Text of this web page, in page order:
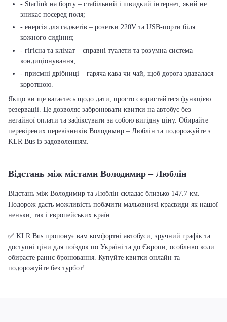
- Starlink на борту – стабільний і швидкий інтернет, який не
зникає посеред поля;
- енергія для гаджетів – розетки 220V та USB-порти біля
кожного сидіння;
- гігієна та клімат – справні туалети та розумна система
кондиціонування;
- приємні дрібниці – гаряча кава чи чай, щоб дорога здавалася
коротшою.
Якщо ви ще вагаєтесь щодо дати, просто скористайтеся функцією
резервації. Це дозволяє забронювати квитки на автобус без
негайної оплати та зафіксувати за собою вигідну ціну. Обирайте
перевірених перевізників Володимир – Люблін та подорожуйте з
KLR Bus із задоволенням.
Відстань між містами Володимир – Люблін
Відстань між Володимир та Люблін складає близько 147.7 км.
Подорож дасть можливість побачити мальовничі краєвиди як нашої
неньки, так і європейських країн.
✅ KLR Bus пропонує вам комфортні автобуси, зручний графік та
доступні ціни для поїздок по Україні та до Європи, особливо коли
обираєте раннє бронювання. Купуйте квитки онлайн та
подорожуйте без турбот!